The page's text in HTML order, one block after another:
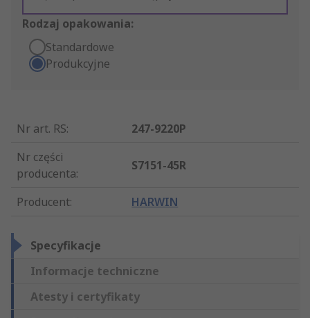
Rodzaj opakowania:
Standardowe
Produkcyjne
Nr art. RS:
247-9220P
Nr części
producenta:
S7151-45R
Producent: HARWIN
Specyfikacje
Informacje techniczne
Atesty i certyfikaty